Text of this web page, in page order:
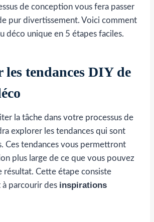
de conception vous fera passer
pur divertissement. Voici comment
déco unique en 5 étapes faciles.
tendances DIY de
la tâche dans votre processus de
explorer les tendances qui sont
Ces tendances vous permettront
plus large de ce que vous pouvez
résultat. Cette étape consiste
parcourir des inspirations